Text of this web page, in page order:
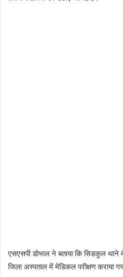
एसएसपी डोभाल ने बताया कि सिडकुल थाने
जिला अस्पताल में मेडिकल परीक्षण कराया